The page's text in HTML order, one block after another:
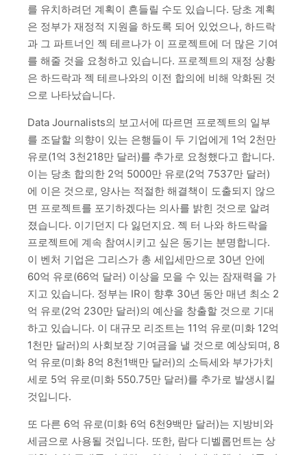
를 유치하려던 계획이 흔들릴 수도 있습니다. 당초 계획
은 정부가 재정적 지원을 하도록 되어 있었으나, 하드락
과 그 파트너인 젝 테르나가 이 프로젝트에 더 많은 기여
를 해줄 것을 요청하고 있습니다. 프로젝트의 재정 상황
은 하드락과 젝 테르나와의 이전 합의에 비해 악화된 것
으로 나타났습니다.
Data Journalists의 보고서에 따르면 프로젝트의 일부
를 조달할 의향이 있는 은행들이 두 기업에게 1억 2천만
유로(1억 3천218만 달러)를 추가로 요청했다고 합니다.
이는 당초 합의한 2억 5000만 유로(2억 7537만 달러)
에 이은 것으로, 양사는 적절한 해결책이 도출되지 않으
면 프로젝트를 포기하겠다는 의사를 밝힌 것으로 알려
졌습니다. 이기던지 다 잃던지요. 젝 터 나와 하드락을
프로젝트에 계속 참여시키고 싶은 동기는 분명합니다.
이 벤처 기업은 그리스가 총 세입세만으로 30년 안에
60억 유로(66억 달러) 이상을 모을 수 있는 잠재력을 가
지고 있습니다. 정부는 IR이 향후 30년 동안 매년 최소 2
억 유로(2억 230만 달러)의 예산을 창출할 것으로 기대
하고 있습니다. 이 대규모 리조트는 11억 유로(미화 12억
1천만 달러)의 사회보장 기여금을 낼 것으로 예상되며, 8
억 유로(미화 8억 8천1백만 달러)의 소득세와 부가가치
세로 5억 유로(미화 550.75만 달러)를 추가로 발생시킬
것입니다.
또 다른 6억 유로(미화 6억 6천9백만 달러)는 지방비와
세금으로 사용될 것입니다. 또한, 람다 디벨롭먼트는 상